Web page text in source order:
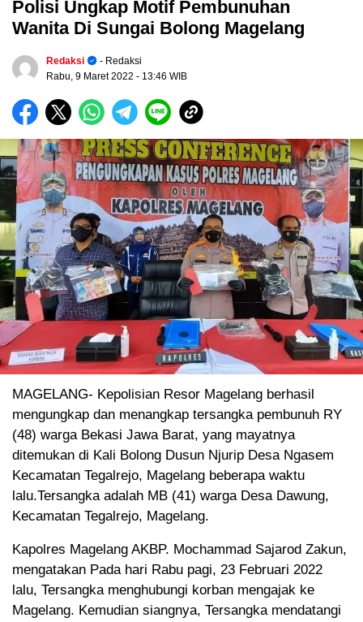
Polisi Ungkap Motif Pembunuhan
Wanita Di Sungai Bolong Magelang
Redaksi
- Redaksi
Rabu, 9 Maret 2022 - 13:46 WIB
MAGELANG- Kepolisian Resor Magelang berhasil
mengungkap dan menangkap tersangka pembunuh RY
(48) warga Bekasi Jawa Barat, yang mayatnya
ditemukan di Kali Bolong Dusun Njurip Desa Ngasem
Kecamatan Tegalrejo, Magelang beberapa waktu
lalu.Tersangka adalah MB (41) warga Desa Dawung,
Kecamatan Tegalrejo, Magelang.
Kapolres Magelang AKBP. Mochammad Sajarod Zakun,
mengatakan Pada hari Rabu pagi, 23 Februari 2022
lalu, Tersangka menghubungi korban mengajak ke
Magelang. Kemudian siangnya, Tersangka mendatangi